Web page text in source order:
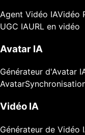
Agent Vidéo IAVidéo
UGC IAURL en vidéo
Avatar IA
Générateur d'Avatar
Avatar
Vidéo IA
Générateur de Vidéo